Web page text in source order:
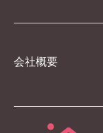
会社概要